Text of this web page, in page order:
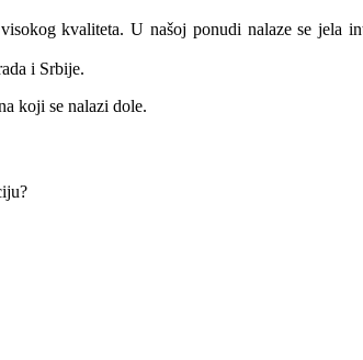
kvaliteta. U našoj ponudi nalaze se jela
i Srbije.
koji se nalazi dole.